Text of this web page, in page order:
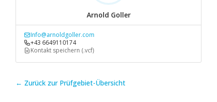
Arnold Goller
Info@arnoldgoller.com
+43 6649110174
Kontakt speichern (.vcf)
← Zurück zur Prüfgebiet-Übersicht